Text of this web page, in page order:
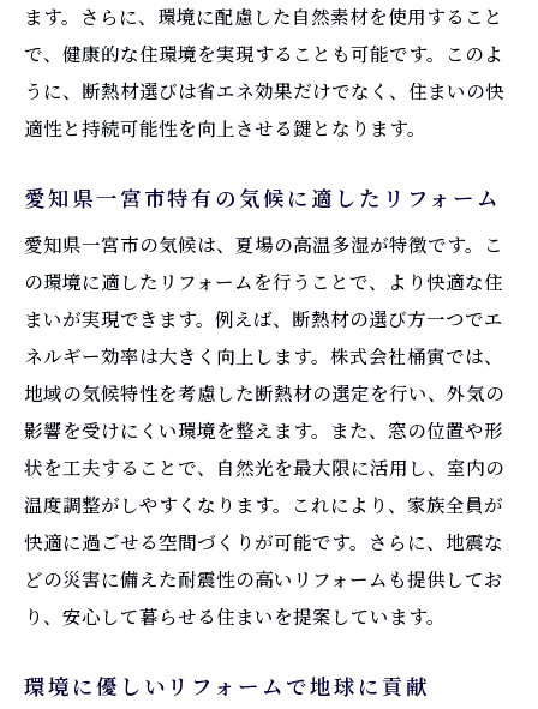
ます。さらに、環境に配慮した自然素材を使用すること
で、健康的な住環境を実現することも可能です。このよ
うに、断熱材選びは省エネ効果だけでなく、住まいの快
適性と持続可能性を向上させる鍵となります。
愛知県一宮市特有の気候に適したリフォーム
愛知県一宮市の気候は、夏場の高温多湿が特徴です。こ
の環境に適したリフォームを行うことで、より快適な住
まいが実現できます。例えば、断熱材の選び方一つでエ
ネルギー効率は大きく向上します。株式会社桶寅では、
地域の気候特性を考慮した断熱材の選定を行い、外気の
影響を受けにくい環境を整えます。また、窓の位置や形
状を工夫することで、自然光を最大限に活用し、室内の
温度調整がしやすくなります。これにより、家族全員が
快適に過ごせる空間づくりが可能です。さらに、地震な
どの災害に備えた耐震性の高いリフォームも提供してお
り、安心して暮らせる住まいを提案しています。
環境に優しいリフォームで地球に貢献